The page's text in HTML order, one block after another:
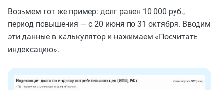
Возьмем тот же пример: долг равен 10 000 руб.,
период повышения — с 20 июня по 31 октября. Вводим
эти данные в калькулятор и нажимаем «Посчитать
индексацию».